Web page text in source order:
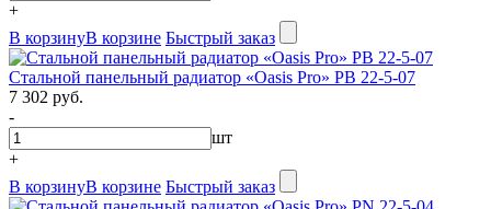
+
В корзинуВ корзине Быстрый заказ
Стальной панельный радиатор «Oasis Pro» PB 22-5-07
7 302 руб.
-
шт
+
В корзинуВ корзине Быстрый заказ